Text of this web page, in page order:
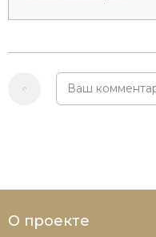
О проекте